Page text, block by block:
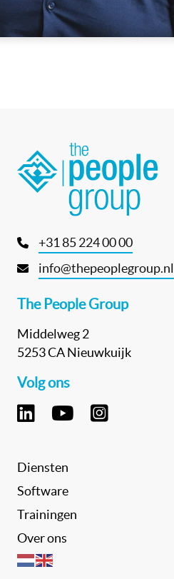
+31 85 224 00 00
info@thepeoplegroup.nl
The People Group
Middelweg 2
5253 CA Nieuwkuijk
Volg ons
Diensten
Software
Trainingen
Over ons